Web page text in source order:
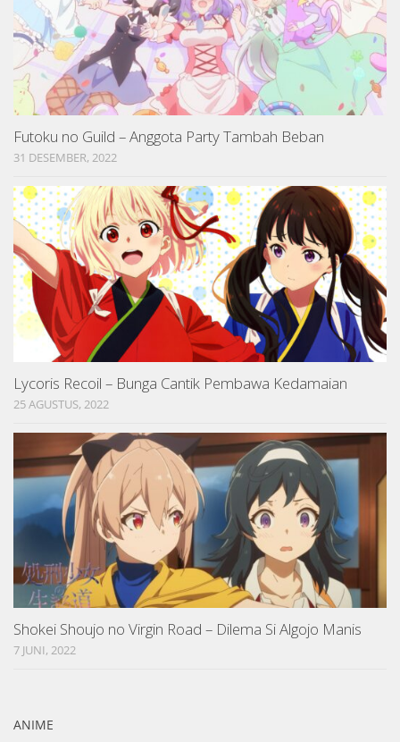
Futoku no Guild – Anggota Party Tambah Beban
31 DESEMBER, 2022
Lycoris Recoil – Bunga Cantik Pembawa Kedamaian
25 AGUSTUS, 2022
Shokei Shoujo no Virgin Road – Dilema Si Algojo Manis
7 JUNI, 2022
ANIME